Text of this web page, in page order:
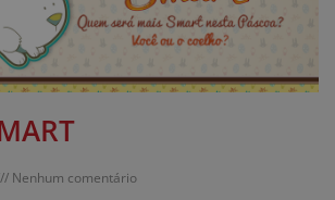
Nenhum comentário